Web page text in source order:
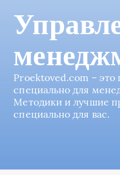
Proektoved.com – это
специально для
Методики и лучшие
специально для вас.